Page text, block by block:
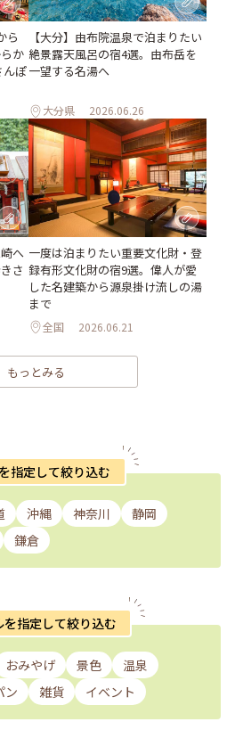
ら
か
んぽ
【大分】由布院温泉で泊まりたい
絶景露天風呂の宿4選。由布岳を
一望する名湯へ
大分県 2026.06.26
へ
さ
一度は泊まりたい重要文化財・登
録有形文化財の宿9選。偉人が愛
した名建築から源泉掛け流しの湯
まで
全国 2026.06.21
もっとみる
指定して絞り込む
沖縄 神奈川
静岡
鎌倉
を指定して絞り込む
おみやげ 景色
温泉
ン 雑貨 イベント